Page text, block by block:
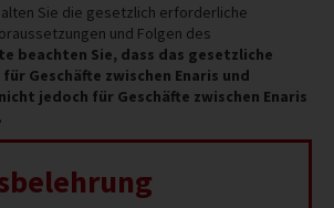
Sie die gesetzlich erforderliche
und Folgen des
beachten Sie, dass das gesetzliche
Geschäfte zwischen Enaris und
jedoch für Geschäfte zwischen Enaris